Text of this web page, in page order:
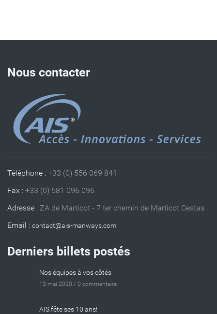
Nous contacter
Téléphone : +33 (0) 556 069 841
Fax : +33 (0) 581 096 096
Adresse : ZA de Marticot - 7 ter chemin de Marticot Cestas
Email :
Derniers billets postés
Nos équipes à vos côtés
13 mai 2020 / 0 commentaire
AIS fête ses 10 ans!